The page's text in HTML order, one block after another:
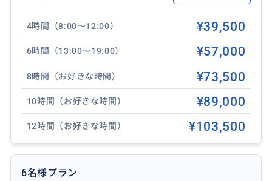
ツアーならではの裏技が盛りだくさん！
本当なら長蛇の列に並ばないといけないジョバンニの
ガーリックシュリンプやブーツアンドキモズのパンケ
ーキなどがすぐ食べられます。
4時間（8:00〜12:00） ¥39,500
6時間（13:00〜19:00） ¥57,000
8時間（お好きな時間） ¥73,500
10時間（お好きな時間） ¥89,000
12時間（お好きな時間） ¥103,500
6名様プラン